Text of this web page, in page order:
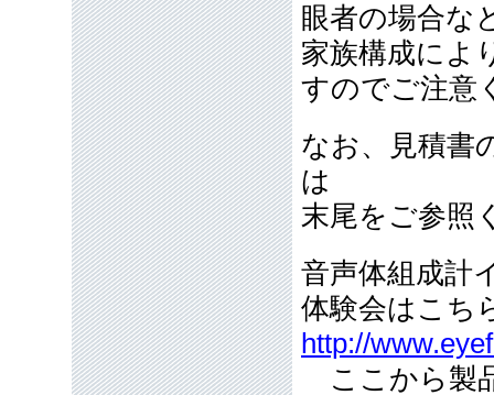
眼者の場合な
家族構成によ
すのでご注意
なお、見積書
は
末尾をご参照
音声体組成計
体験会はこ
http://
ここから製